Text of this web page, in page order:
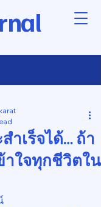
ำเร็จได้… ถ้า
าใจทุกชีวิตใน